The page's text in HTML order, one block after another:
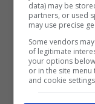
data) may be
partners, or used
may use precise
Some vendors
of legitimate
your options
or in the site
and cookie